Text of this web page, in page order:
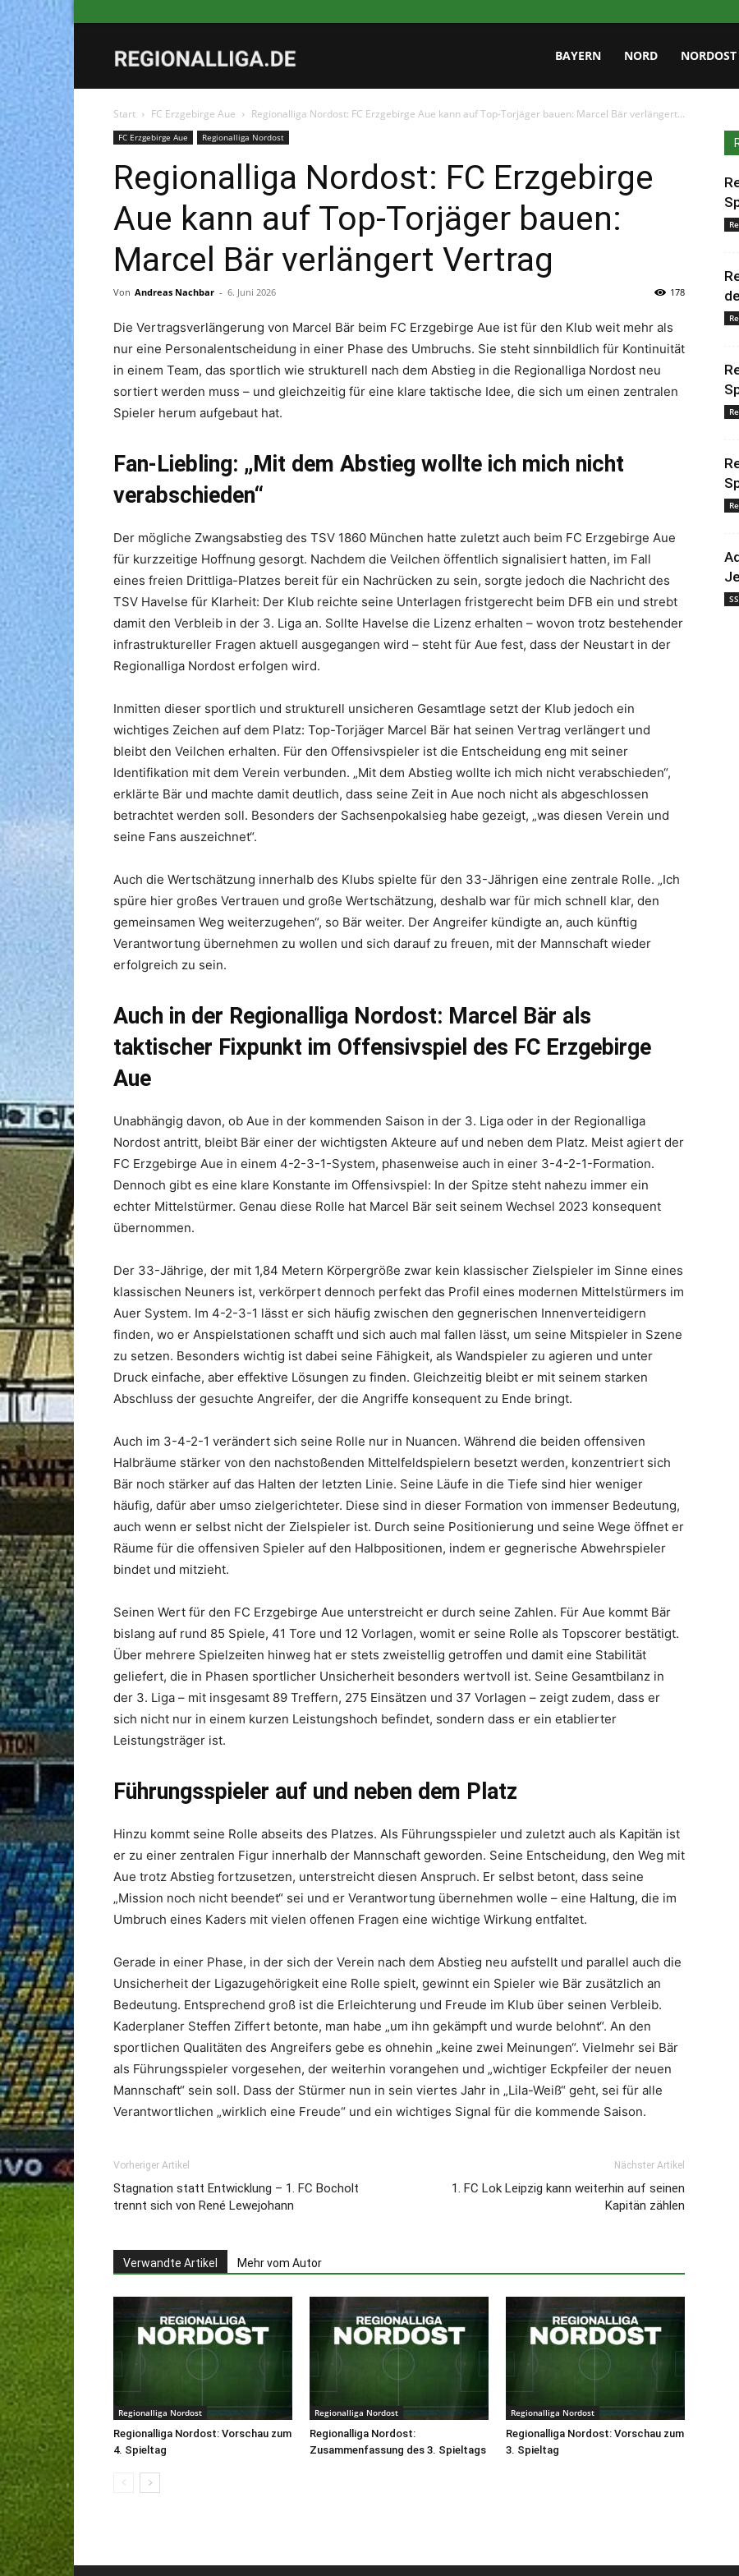
BAYERN NORD NORDOST
Start FC Erzgebirge Aue Regionalliga Nordost: FC Erzgebirge Aue kann auf Top-Torjäger bauen: Marcel Bär verlängert...
FC Erzgebirge Aue Regionalliga Nordost
Regionalliga Nordost: FC Erzgebirge
Aue kann auf Top-Torjäger bauen:
Marcel Bär verlängert Vertrag
Von Andreas Nachbar - 6. Juni 2026 178
Die Vertragsverlängerung von Marcel Bär beim FC Erzgebirge Aue ist für den Klub weit mehr als
nur eine Personalentscheidung in einer Phase des Umbruchs. Sie steht sinnbildlich für Kontinuität
in einem Team, das sportlich wie strukturell nach dem Abstieg in die Regionalliga Nordost neu
sortiert werden muss – und gleichzeitig für eine klare taktische Idee, die sich um einen zentralen
Spieler herum aufgebaut hat.
Fan-Liebling: „Mit dem Abstieg wollte ich mich nicht
verabschieden“
Der mögliche Zwangsabstieg des TSV 1860 München hatte zuletzt auch beim FC Erzgebirge Aue
für kurzzeitige Hoffnung gesorgt. Nachdem die Veilchen öffentlich signalisiert hatten, im Fall
eines freien Drittliga-Platzes bereit für ein Nachrücken zu sein, sorgte jedoch die Nachricht des
TSV Havelse für Klarheit: Der Klub reichte seine Unterlagen fristgerecht beim DFB ein und strebt
damit den Verbleib in der 3. Liga an. Sollte Havelse die Lizenz erhalten – wovon trotz bestehender
infrastruktureller Fragen aktuell ausgegangen wird – steht für Aue fest, dass der Neustart in der
Regionalliga Nordost erfolgen wird.
Inmitten dieser sportlich und strukturell unsicheren Gesamtlage setzt der Klub jedoch ein
wichtiges Zeichen auf dem Platz: Top-Torjäger Marcel Bär hat seinen Vertrag verlängert und
bleibt den Veilchen erhalten. Für den Offensivspieler ist die Entscheidung eng mit seiner
Identifikation mit dem Verein verbunden. „Mit dem Abstieg wollte ich mich nicht verabschieden“,
erklärte Bär und machte damit deutlich, dass seine Zeit in Aue noch nicht als abgeschlossen
betrachtet werden soll. Besonders der Sachsenpokalsieg habe gezeigt, „was diesen Verein und
seine Fans auszeichnet“.
Auch die Wertschätzung innerhalb des Klubs spielte für den 33-Jährigen eine zentrale Rolle. „Ich
spüre hier großes Vertrauen und große Wertschätzung, deshalb war für mich schnell klar, den
gemeinsamen Weg weiterzugehen“, so Bär weiter. Der Angreifer kündigte an, auch künftig
Verantwortung übernehmen zu wollen und sich darauf zu freuen, mit der Mannschaft wieder
erfolgreich zu sein.
Auch in der Regionalliga Nordost: Marcel Bär als
taktischer Fixpunkt im Offensivspiel des FC Erzgebirge
Aue
Unabhängig davon, ob Aue in der kommenden Saison in der 3. Liga oder in der Regionalliga
Nordost antritt, bleibt Bär einer der wichtigsten Akteure auf und neben dem Platz. Meist agiert der
FC Erzgebirge Aue in einem 4-2-3-1-System, phasenweise auch in einer 3-4-2-1-Formation.
Dennoch gibt es eine klare Konstante im Offensivspiel: In der Spitze steht nahezu immer ein
echter Mittelstürmer. Genau diese Rolle hat Marcel Bär seit seinem Wechsel 2023 konsequent
übernommen.
Der 33-Jährige, der mit 1,84 Metern Körpergröße zwar kein klassischer Zielspieler im Sinne eines
klassischen Neuners ist, verkörpert dennoch perfekt das Profil eines modernen Mittelstürmers im
Auer System. Im 4-2-3-1 lässt er sich häufig zwischen den gegnerischen Innenverteidigern
finden, wo er Anspielstationen schafft und sich auch mal fallen lässt, um seine Mitspieler in Szene
zu setzen. Besonders wichtig ist dabei seine Fähigkeit, als Wandspieler zu agieren und unter
Druck einfache, aber effektive Lösungen zu finden. Gleichzeitig bleibt er mit seinem starken
Abschluss der gesuchte Angreifer, der die Angriffe konsequent zu Ende bringt.
Auch im 3-4-2-1 verändert sich seine Rolle nur in Nuancen. Während die beiden offensiven
Halbräume stärker von den nachstoßenden Mittelfeldspielern besetzt werden, konzentriert sich
Bär noch stärker auf das Halten der letzten Linie. Seine Läufe in die Tiefe sind hier weniger
häufig, dafür aber umso zielgerichteter. Diese sind in dieser Formation von immenser Bedeutung,
auch wenn er selbst nicht der Zielspieler ist. Durch seine Positionierung und seine Wege öffnet er
Räume für die offensiven Spieler auf den Halbpositionen, indem er gegnerische Abwehrspieler
bindet und mitzieht.
Seinen Wert für den FC Erzgebirge Aue unterstreicht er durch seine Zahlen. Für Aue kommt Bär
bislang auf rund 85 Spiele, 41 Tore und 12 Vorlagen, womit er seine Rolle als Topscorer bestätigt.
Über mehrere Spielzeiten hinweg hat er stets zweistellig getroffen und damit eine Stabilität
geliefert, die in Phasen sportlicher Unsicherheit besonders wertvoll ist. Seine Gesamtbilanz in
der 3. Liga – mit insgesamt 89 Treffern, 275 Einsätzen und 37 Vorlagen – zeigt zudem, dass er
sich nicht nur in einem kurzen Leistungshoch befindet, sondern dass er ein etablierter
Leistungsträger ist.
Führungsspieler auf und neben dem Platz
Hinzu kommt seine Rolle abseits des Platzes. Als Führungsspieler und zuletzt auch als Kapitän ist
er zu einer zentralen Figur innerhalb der Mannschaft geworden. Seine Entscheidung, den Weg mit
Aue trotz Abstieg fortzusetzen, unterstreicht diesen Anspruch. Er selbst betont, dass seine
„Mission noch nicht beendet“ sei und er Verantwortung übernehmen wolle – eine Haltung, die im
Umbruch eines Kaders mit vielen offenen Fragen eine wichtige Wirkung entfaltet.
Gerade in einer Phase, in der sich der Verein nach dem Abstieg neu aufstellt und parallel auch die
Unsicherheit der Ligazugehörigkeit eine Rolle spielt, gewinnt ein Spieler wie Bär zusätzlich an
Bedeutung. Entsprechend groß ist die Erleichterung und Freude im Klub über seinen Verbleib.
Kaderplaner Steffen Ziffert betonte, man habe „um ihn gekämpft und wurde belohnt“. An den
sportlichen Qualitäten des Angreifers gebe es ohnehin „keine zwei Meinungen“. Vielmehr sei Bär
als Führungsspieler vorgesehen, der weiterhin vorangehen und „wichtiger Eckpfeiler der neuen
Mannschaft“ sein soll. Dass der Stürmer nun in sein viertes Jahr in „Lila-Weiß“ geht, sei für alle
Verantwortlichen „wirklich eine Freude“ und ein wichtiges Signal für die kommende Saison.
Vorheriger Artikel
Stagnation statt Entwicklung – 1. FC Bocholt
trennt sich von René Lewejohann
Nächster Artikel
1. FC Lok Leipzig kann weiterhin auf seinen
Kapitän zählen
Verwandte Artikel Mehr vom Autor
Regionalliga Nordost
Regionalliga Nordost: Vorschau zum
4. Spieltag
Regionalliga Nordost
Regionalliga Nordost:
Zusammenfassung des 3. Spieltags
Regionalliga Nordost
Regionalliga Nordost: Vorschau zum
3. Spieltag